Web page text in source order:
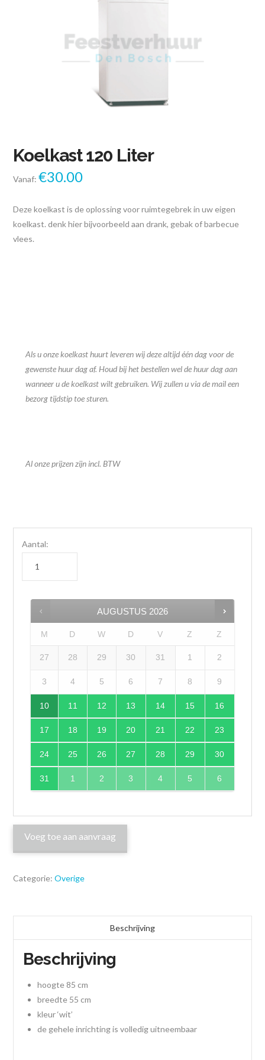
Koelkast 120 Liter
Vanaf:€30.00
Deze koelkast is de oplossing voor ruimtegebrek in uw eigen
koelkast. denk hier bijvoorbeeld aan drank, gebak of barbecue
vlees.
Als u onze koelkast huurt leveren wij deze altijd één dag voor de
gewenste huur dag af. Houd bij het bestellen wel de huur dag aan
wanneer u de koelkast wilt gebruiken. Wij zullen u via de mail een
bezorg tijdstip toe sturen.
Al onze prijzen zijn incl. BTW
Aantal:
AUGUSTUS 2026
M D W D V Z Z
27 28 29 30 31 1 2
3 4 5 6 7 8 9
10 11 12 13 14 15 16
17 18 19 20 21 22 23
24 25 26 27 28 29 30
31 1 2 3 4 5 6
Voeg toe aan aanvraag
Categorie:Overige
Beschrijving
Beschrijving
hoogte 85 cm
breedte 55 cm
kleur ‘wit’
de gehele inrichting is volledig uitneembaar